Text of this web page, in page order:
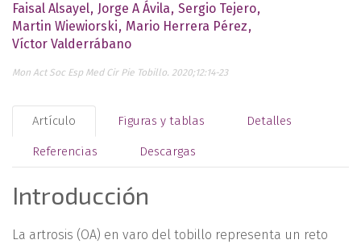
Faisal Alsayel Jorge A Ávila Sergio Tejero
Martin Wiewiorski
Mario Herrera Pérez
Víctor Valderrábano
Mon Act Soc Esp Med Cir Pie Tobillo. 2020;12:14-23
Artículo Figuras y tablas Detalles
Referencias Descargas
Introducción
La artrosis (OA) en varo del tobillo representa un reto